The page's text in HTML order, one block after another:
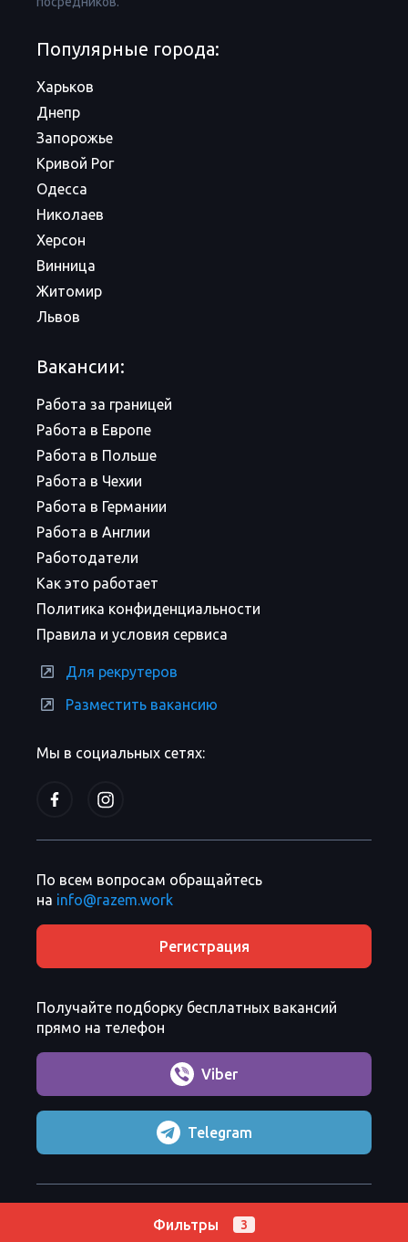
Фильтры 3
Мы в социальных сетях:
Популярные города:
Харьков
Днепр
Запорожье
Кривой Рог
Одесса
Николаев
Херсон
Винница
Житомир
Львов
Вакансии:
Работа за границей
Работа в Европе
Работа в Польше
Работа в Чехии
Работа в Германии
Работа в Англии
Работодатели
Как это работает
Политика конфиденциальности
Правила и условия сервиса
Для рекрутеров
Разместить вакансию
По всем вопросам обращайтесь
на info@razem.work
Регистрация
Получайте подборку бесплатных вакансий
прямо на телефон
Viber
Telegram